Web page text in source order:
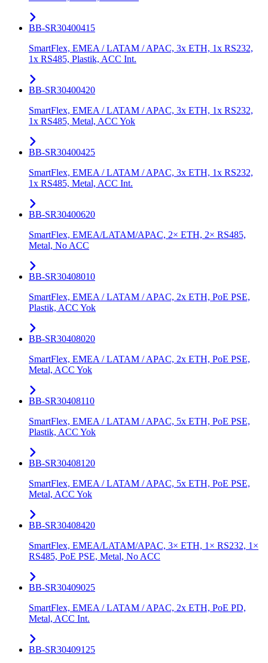
BB-SR30400415
SmartFlex, EMEA / LATAM / APAC, 3x ETH, 1x RS232,
1x RS485, Plastik, ACC Int.
BB-SR30400420
SmartFlex, EMEA / LATAM / APAC, 3x ETH, 1x RS232,
1x RS485, Metal, ACC Yok
BB-SR30400425
SmartFlex, EMEA / LATAM / APAC, 3x ETH, 1x RS232,
1x RS485, Metal, ACC Int.
BB-SR30400620
SmartFlex, EMEA/LATAM/APAC, 2× ETH, 2× RS485,
Metal, No ACC
BB-SR30408010
SmartFlex, EMEA / LATAM / APAC, 2x ETH, PoE PSE,
Plastik, ACC Yok
BB-SR30408020
SmartFlex, EMEA / LATAM / APAC, 2x ETH, PoE PSE,
Metal, ACC Yok
BB-SR30408110
SmartFlex, EMEA / LATAM / APAC, 5x ETH, PoE PSE,
Plastik, ACC Yok
BB-SR30408120
SmartFlex, EMEA / LATAM / APAC, 5x ETH, PoE PSE,
Metal, ACC Yok
BB-SR30408420
SmartFlex, EMEA/LATAM/APAC, 3× ETH, 1× RS232, 1×
RS485, PoE PSE, Metal, No ACC
BB-SR30409025
SmartFlex, EMEA / LATAM / APAC, 2x ETH, PoE PD,
Metal, ACC Int.
BB-SR30409125